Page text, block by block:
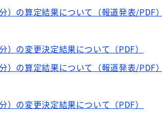
の算定結果について（報道発表/PDF）
の変更決定結果について（PDF）
の算定結果について（報道発表/PDF）
の変更決定結果について（PDF）